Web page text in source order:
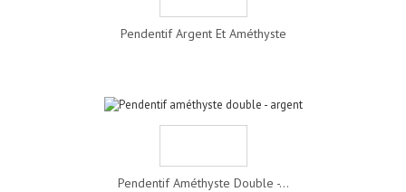
Pendentif Argent Et Améthyste
Pendentif Améthyste Double -...